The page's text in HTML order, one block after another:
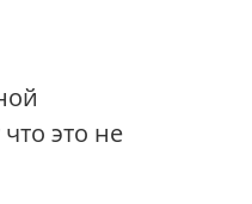
это не